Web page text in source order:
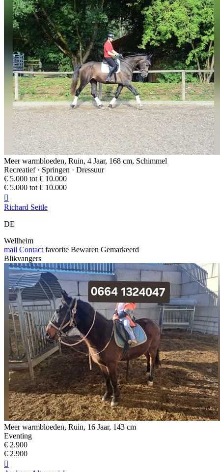
Meer warmbloeden, Ruin, 4 Jaar, 168 cm, Schimmel
Recreatief · Springen · Dressuur
€ 5.000 tot € 10.000
€ 5.000 tot € 10.000

Richard Seitle
DE
Wellheim
mail Contact favorite Bewaren Gemarkeerd
Blikvangers
Meer warmbloeden, Ruin, 16 Jaar, 143 cm
Eventing
€ 2.900
€ 2.900
